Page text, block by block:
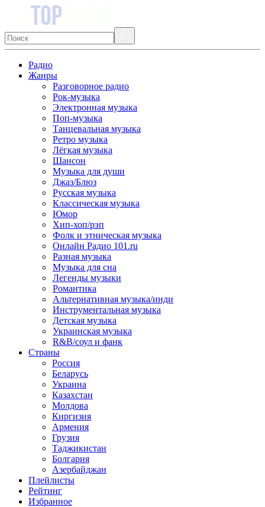
Радио
Жанры
Разговорное радио
Рок-музыка
Электронная музыка
Поп-музыка
Танцевальная музыка
Ретро музыка
Лёгкая музыка
Шансон
Музыка для души
Джаз/Блюз
Русская музыка
Классическая музыка
Юмор
Хип-хоп/рэп
Фолк и этническая музыка
Онлайн Радио 101.ru
Разная музыка
Музыка для сна
Легенды музыки
Романтика
Альтернативная музыка/инди
Инструментальная музыка
Детская музыка
Украинская музыка
R&B/cоул и фанк
Страны
Россия
Беларусь
Украина
Казахстан
Молдова
Киргизия
Армения
Грузия
Таджикистан
Болгария
Азербайджан
Плейлисты
Рейтинг
Избранное